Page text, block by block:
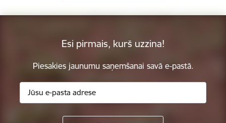
Esi pirmais, kurš uzzina!
Piesakies jaunumu saņemšanai savā e-pastā.